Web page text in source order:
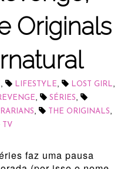
Originals
, LIFESTYLE, LOST GIRL,
, SÉRIES,
, THE ORIGINALS,
TV
faz uma pausa